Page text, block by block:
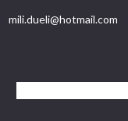
mili.dueli@hotmail.com